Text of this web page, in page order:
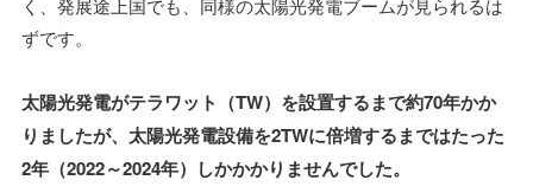
く、発展途上国でも、同様の太陽光発電ブームが見られるは
ずです。
太陽光発電がテラワット（TW）を設置するまで約70年かか
りましたが、太陽光発電設備を2TWに倍増するまではたった
2年（2022～2024年）しかかかりませんでした。